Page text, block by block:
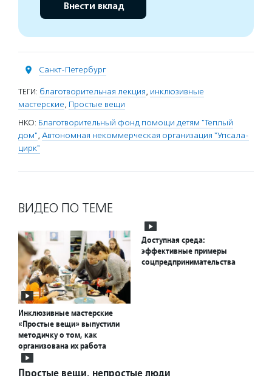
Внести вклад
Санкт-Петербург
ТЕГИ: благотворительная лекция, инклюзивные
мастерские, Простые вещи
НКО: Благотворительный фонд помощи детям "Теплый
дом", Автономная некоммерческая организация "Упсала-
цирк"
ВИДЕО ПО ТЕМЕ
Инклюзивные мастерские
«Простые вещи» выпустили
методичку о том, как
организована их работа
Доступная среда:
эффективные примеры
соцпредпринимательства
Простые вещи, непростые люди